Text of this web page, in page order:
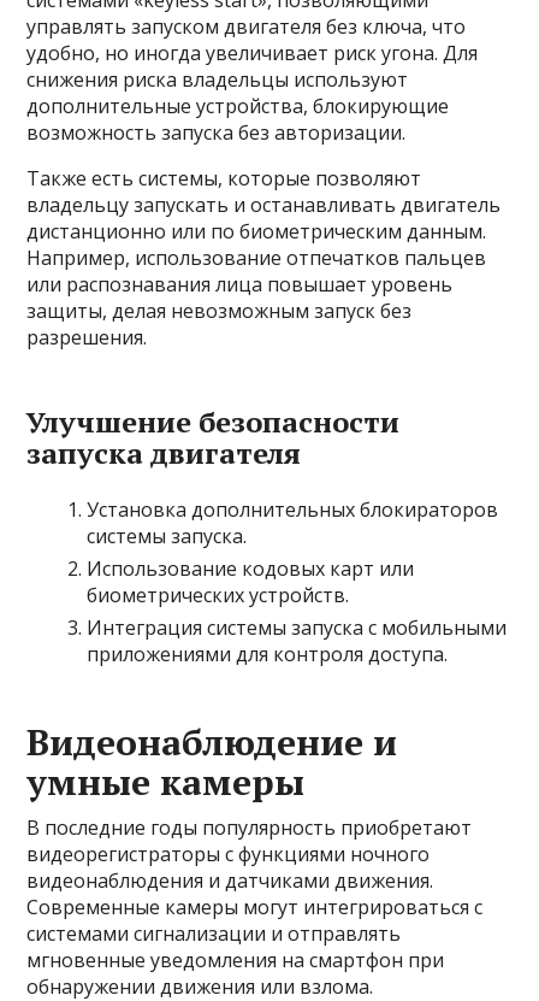
управлять запуском двигателя без ключа, что
удобно, но иногда увеличивает риск угона. Для
снижения риска владельцы используют
дополнительные устройства, блокирующие
возможность запуска без авторизации.
Также есть системы, которые позволяют
владельцу запускать и останавливать двигатель
дистанционно или по биометрическим данным.
Например, использование отпечатков пальцев
или распознавания лица повышает уровень
защиты, делая невозможным запуск без
разрешения.
Улучшение безопасности
запуска двигателя
Установка дополнительных блокираторов
системы запуска.
Использование кодовых карт или
биометрических устройств.
Интеграция системы запуска с мобильными
приложениями для контроля доступа.
Видеонаблюдение и
умные камеры
В последние годы популярность приобретают
видеорегистраторы с функциями ночного
видеонаблюдения и датчиками движения.
Современные камеры могут интегрироваться с
системами сигнализации и отправлять
мгновенные уведомления на смартфон при
обнаружении движения или взлома.